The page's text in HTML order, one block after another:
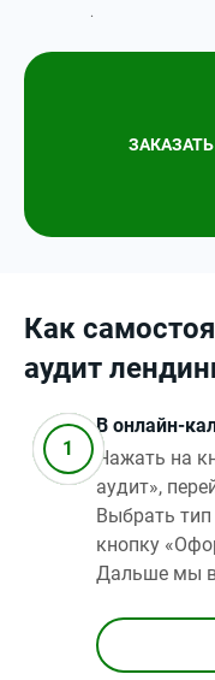
.
Как
аудит
В онлайн-
Нажать на
аудит»,
Выбрать
кнопку
Дальше мы